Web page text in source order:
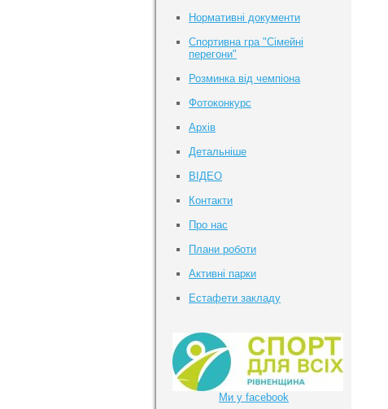
Нормативні документи
Спортивна гра "Сімейні
перегони"
Розминка від чемпіона
Фотоконкурс
Архів
Детальніше
ВІДЕО
Контакти
Про нас
Плани роботи
Активні парки
Естафети закладу
Ми у facebook